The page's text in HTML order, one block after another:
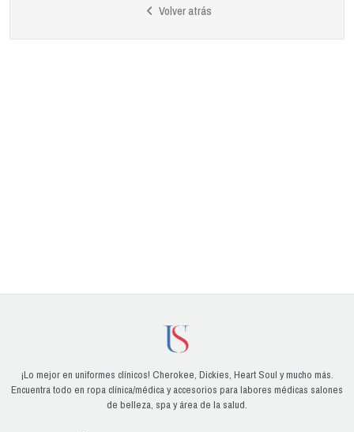
Volver atrás
¡Lo mejor en uniformes clínicos! Cherokee, Dickies, Heart Soul y mucho más.
Encuentra todo en ropa clínica/médica y accesorios para labores médicas salones
de belleza, spa y área de la salud.